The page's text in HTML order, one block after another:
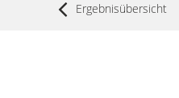
Ergebnisübersicht